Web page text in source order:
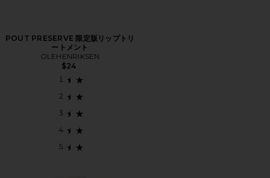
POUT PRESERVE 限定版リップトリ
ートメント
OLEHENRIKSEN
$24